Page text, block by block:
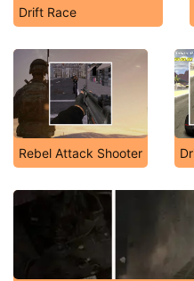
Drift Race
Rebel Attack Shooter